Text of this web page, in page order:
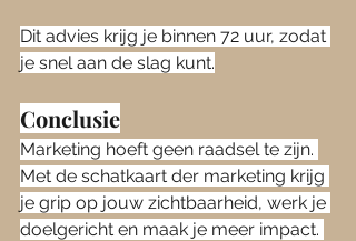
Dit advies krijg je binnen 72 uur, zodat
je snel aan de slag kunt.
Conclusie
Marketing hoeft geen raadsel te zijn.
Met de schatkaart der marketing krijg
je grip op jouw zichtbaarheid, werk je
doelgericht en maak je meer impact.